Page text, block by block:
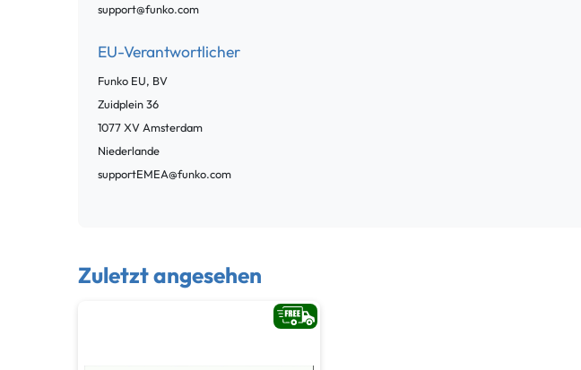
support@funko.com
EU-Verantwortlicher
Funko EU, BV
Zuidplein36
1077 XV Amsterdam
Niederlande
supportEMEA@funko.com
Zuletzt angesehen